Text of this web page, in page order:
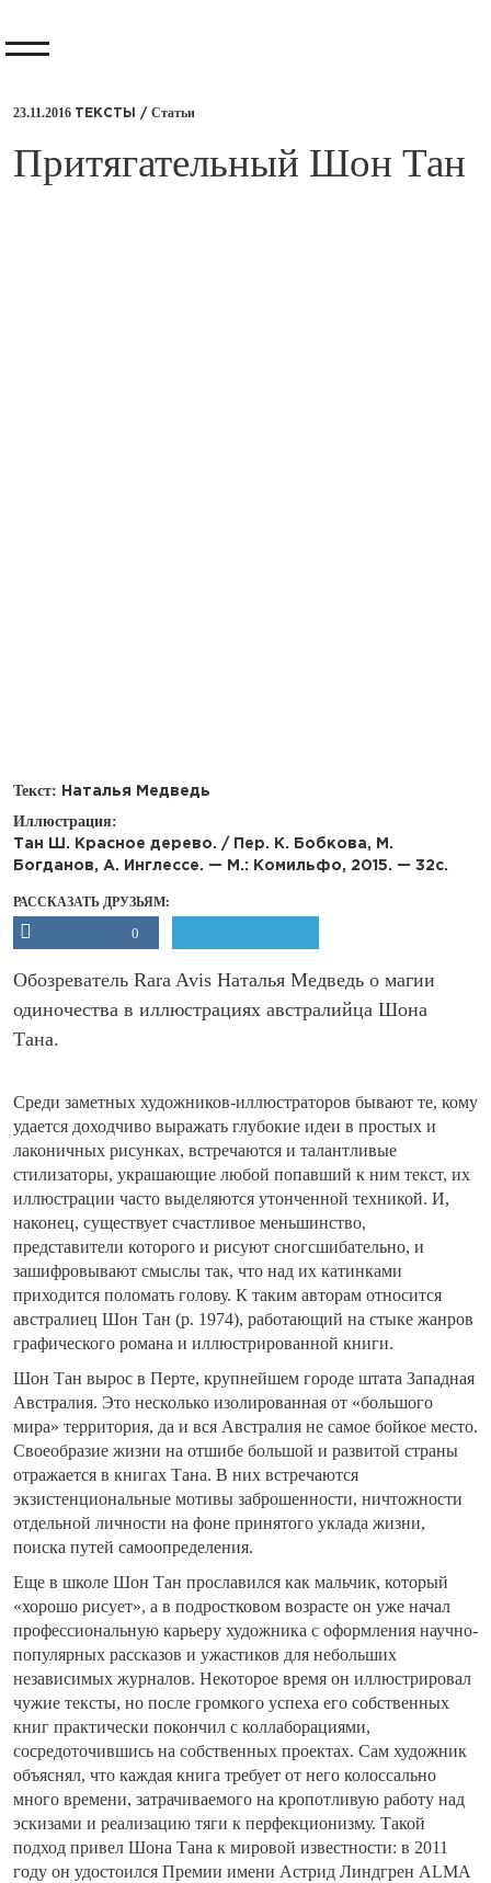
23.11.2016 ТЕКСТЫ / Статьи
​Притягательный Шон Тан
Текст: Наталья Медведь
Иллюстрация:
Тан Ш. Красное дерево. / Пер. К. Бобкова, М.
Богданов, А. Инглессе. — М.: Комильфо, 2015. — 32с.
РАССКАЗАТЬ ДРУЗЬЯМ:
0
Обозреватель Rara Avis Наталья Медведь о магии
одиночества в иллюстрациях австралийца Шона
Тана.
Среди заметных художников-иллюстраторов бывают те, кому
удается доходчиво выражать глубокие идеи в простых и
лаконичных рисунках, встречаются и талантливые
стилизаторы, украшающие любой попавший к ним текст, их
иллюстрации часто выделяются утонченной техникой. И,
наконец, существует счастливое меньшинство,
представители которого и рисуют сногсшибательно, и
зашифровывают смыслы так, что над их катинками
приходится поломать голову. К таким авторам относится
австралиец Шон Тан (р. 1974), работающий на стыке жанров
графического романа и иллюстрированной книги.
Шон Тан вырос в Перте, крупнейшем городе штата Западная
Австралия. Это несколько изолированная от «большого
мира» территория, да и вся Австралия не самое бойкое место.
Своеобразие жизни на отшибе большой и развитой страны
отражается в книгах Тана. В них встречаются
экзистенциональные мотивы заброшенности, ничтожности
отдельной личности на фоне принятого уклада жизни,
поиска путей самоопределения.
Еще в школе Шон Тан прославился как мальчик, который
«хорошо рисует», а в подростковом возрасте он уже начал
профессиональную карьеру художника с оформления научно-
популярных рассказов и ужастиков для небольших
независимых журналов. Некоторое время он иллюстрировал
чужие тексты, но после громкого успеха его собственных
книг практически покончил с коллаборациями,
сосредоточившись на собственных проектах. Сам художник
объяснял, что каждая книга требует от него колоссально
много времени, затрачиваемого на кропотливую работу над
эскизами и реализацию тяги к перфекционизму. Такой
подход привел Шона Тана к мировой известности: в 2011
году он удостоился Премии имени Астрид Линдгрен ALMA